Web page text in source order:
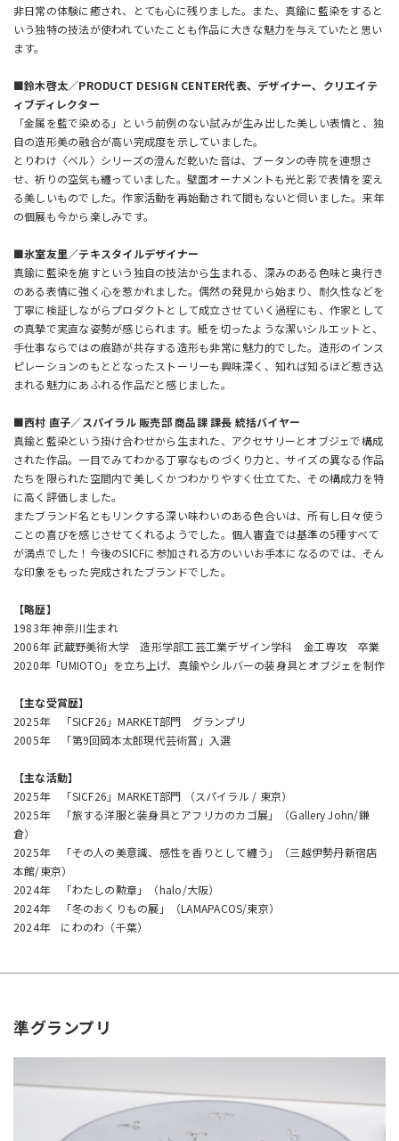
非日常の体験に癒され、とても心に残りました。また、真鍮に藍染をすると
いう独特の技法が使われていたことも作品に大きな魅力を与えていたと思い
ます。
■鈴木啓太／PRODUCT DESIGN CENTER代表、デザイナー、クリエイテ
ィブディレクター
「金属を藍で染める」という前例のない試みが生み出した美しい表情と、独
自の造形美の融合が高い完成度を示していました。
とりわけ〈ベル〉シリーズの澄んだ乾いた音は、ブータンの寺院を連想さ
せ、祈りの空気も纏っていました。壁面オーナメントも光と影で表情を変え
る美しいものでした。作家活動を再始動されて間もないと伺いました。来年
の個展も今から楽しみです。
■氷室友里／テキスタイルデザイナー
真鍮に藍染を施すという独自の技法から生まれる、深みのある色味と奥行き
のある表情に強く心を惹かれました。偶然の発見から始まり、耐久性などを
丁寧に検証しながらプロダクトとして成立させていく過程にも、作家として
の真摯で実直な姿勢が感じられます。紙を切ったような潔いシルエットと、
手仕事ならではの痕跡が共存する造形も非常に魅力的でした。造形のインス
ピレーションのもととなったストーリーも興味深く、知れば知るほど惹き込
まれる魅力にあふれる作品だと感じました。
■西村 直子／スパイラル 販売部 商品課 課長 統括バイヤー
真鍮と藍染という掛け合わせから生まれた、アクセサリーとオブジェで構成
された作品。一目でみてわかる丁寧なものづくり力と、サイズの異なる作品
たちを限られた空間内で美しくかつわかりやすく仕立てた、その構成力を特
に高く評価しました。
またブランド名ともリンクする深い味わいのある色合いは、所有し日々使う
ことの喜びを感じさせてくれるようでした。個人審査では基準の5種すべて
が満点でした！今後のSICFに参加される方のいいお手本になるのでは、そん
な印象をもった完成されたブランドでした。
【略歴】
1983年 神奈川生まれ
2006年 武蔵野美術大学 造形学部工芸工業デザイン学科 金工専攻 卒業
2020年「UMIOTO」を立ち上げ、真鍮やシルバーの装身具とオブジェを制作
【主な受賞歴】
2025年 「SICF26」MARKET部門 グランプリ
2005年 「第9回岡本太郎現代芸術賞」入選
【主な活動】
2025年 「SICF26」MARKET部門 （スパイラル / 東京）
2025年 「旅する洋服と装身具とアフリカのカゴ展」（Gallery John/鎌
倉）
2025年 「その人の美意識、感性を香りとして纏う」（三越伊勢丹新宿店
本館/東京）
2024年 「わたしの勲章」（halo/大阪）
2024年 「冬のおくりもの展」（LAMAPACOS/東京）
2024年 にわのわ（千葉）
準グランプリ